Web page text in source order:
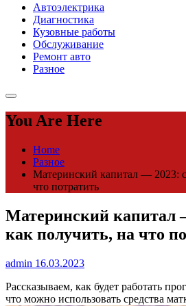
Автоэлектрика
Диагностика
Кузовные работы
Обслуживание
Ремонт авто
Разное
You Are Here
Home
Разное
Материнский капитал — 2023:
что потратить
Материнский капитал
как получить, на что
admin 16.03.2023
Рассказываем, как будет работать
что можно использовать средства